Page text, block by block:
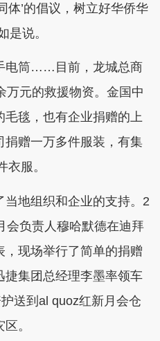
体’的倡议，树立好华侨华
是说。
筒……目前，龙城总商
万元的救援物资。金国中
毯，也有企业捐赠的上
捐赠一万多件服装，有集
衣服。
地组织和企业的支持。2
会负责人穆哈默德在迪拜
，现场举行了简单的捐赠
捷集团总经理李墨率领车
送到al quoz红新月会仓
。